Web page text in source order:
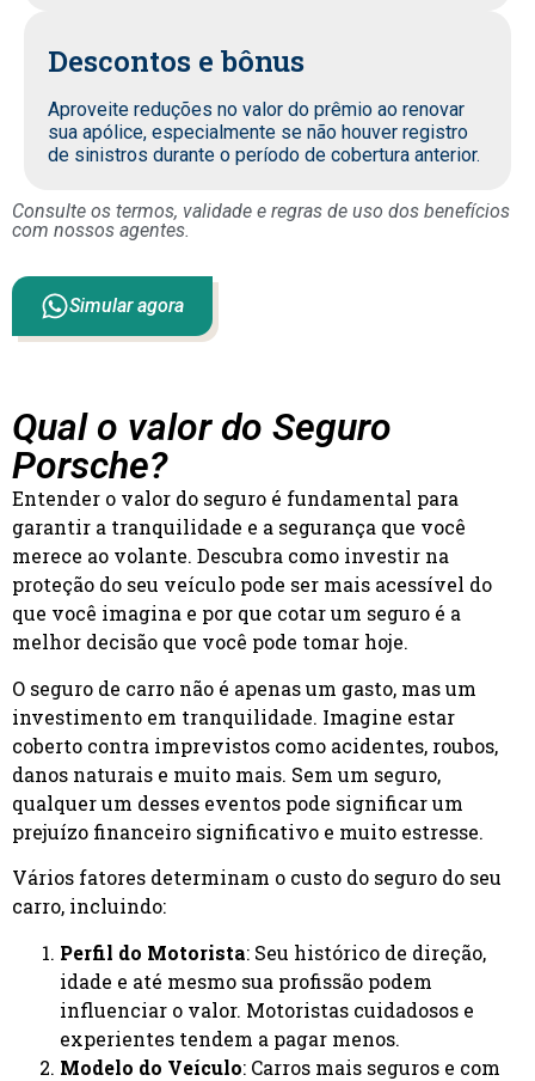
Descontos e bônus
Aproveite reduções no valor do prêmio ao renovar
sua apólice, especialmente se não houver registro
de sinistros durante o período de cobertura anterior.
Consulte os termos, validade e regras de uso dos benefícios
com nossos agentes.
Simular agora
Qual o valor do Seguro
Porsche?
Entender o valor do seguro é fundamental para
garantir a tranquilidade e a segurança que você
merece ao volante. Descubra como investir na
proteção do seu veículo pode ser mais acessível do
que você imagina e por que cotar um seguro é a
melhor decisão que você pode tomar hoje.
O seguro de carro não é apenas um gasto, mas um
investimento em tranquilidade. Imagine estar
coberto contra imprevistos como acidentes, roubos,
danos naturais e muito mais. Sem um seguro,
qualquer um desses eventos pode significar um
prejuízo financeiro significativo e muito estresse.
Vários fatores determinam o custo do seguro do seu
carro, incluindo:
Perfil do Motorista: Seu histórico de direção,
idade e até mesmo sua profissão podem
influenciar o valor. Motoristas cuidadosos e
experientes tendem a pagar menos.
Modelo do Veículo: Carros mais seguros e com